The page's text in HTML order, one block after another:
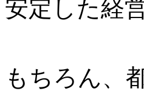
安定した経
もちろん、